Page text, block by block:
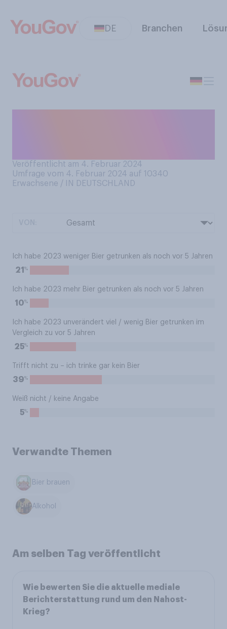
DE Branchen
Veröffentlicht am 4. Februar 2024
Umfrage vom 4. Februar 2024 auf 10340
Erwachsene / IN DEUTSCHLAND
Ich habe 2023 weniger Bier getrunken als noch vor 5 Jahren
21 %
Ich habe 2023 mehr Bier getrunken als noch vor 5 Jahren
10%
Ich habe 2023 unverändert viel / wenig Bier getrunken im
Vergleich zu vor 5 Jahren
25%
Trifft nicht zu – ich trinke gar kein Bier
39%
Weiß nicht / keine Angabe
5%
Verwandte Themen
Bier brauen
Alkohol
Am selben Tag veröffentlicht
Wie bewerten Sie die aktuelle mediale
Berichterstattung rund um den Nahost-
Krieg?